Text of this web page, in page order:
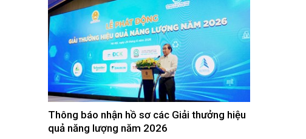
Thông báo nhận hồ sơ các Giải thưởng hiệu
quả năng lượng năm 2026